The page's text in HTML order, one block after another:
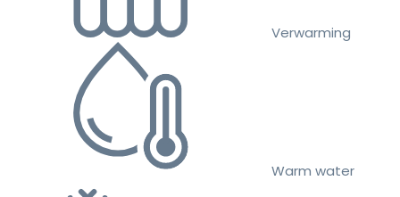
Verwarming
Warm water